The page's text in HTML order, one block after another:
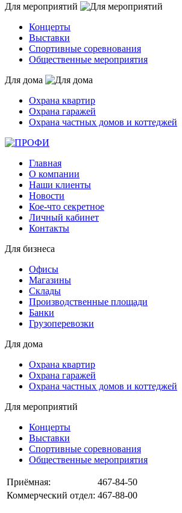
Для мероприятий
Концерты
Выставки
Спортивные соревнования
Общественные мероприятия
Для дома
Охрана квартир
Охрана гаражей
Охрана частных домов и коттеджей
Главная
О компании
Наши клиенты
Новости
Кое-что секретное
Личный кабинет
Контакты
Для бизнеса
Офисы
Магазины
Склады
Производственные площади
Банки
Грузоперевозки
Для дома
Охрана квартир
Охрана гаражей
Охрана частных домов и коттеджей
Для мероприятий
Концерты
Выставки
Спортивные соревнования
Общественные мероприятия
Приёмная:
467-84-50
Коммерческий отдел: 467-88-00